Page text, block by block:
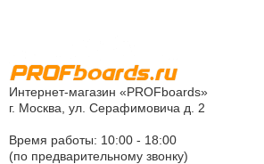
Интернет-магазин «PROFboards»
г. Москва, ул. Серафимовича д. 2
Время работы: 10:00 - 18:00
(по предварительному звонку)